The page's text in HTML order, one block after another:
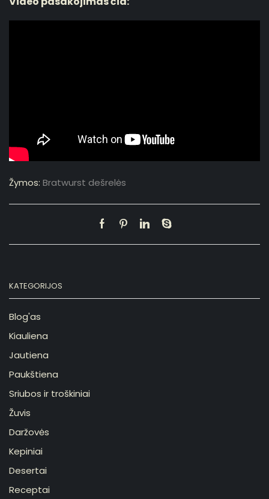
Žymos: Bratwurst dešrelės
KATEGORIJOS
Blog'as
Kiauliena
Jautiena
Paukštiena
Sriubos ir troškiniai
Žuvis
Daržovės
Kepiniai
Desertai
Receptai